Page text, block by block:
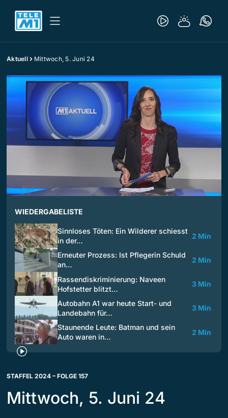
Aktuell Mittwoch, 5. Juni 24
WIEDERGABELISTE
Sinnloses Töten: Ein Wilderer schiesst
in der…
2 Min
Erneuter Prozess: Ist Pflegerin Schuld
an…
2 Min
Rassendiskriminierung: Naveen
Hofstetter blitzt…
3 Min
Autobahn A1 war heute Start- und
Landebahn für…
3 Min
Staunende Leute: Batman und sein
Auto waren in…
2 Min
STAFFEL 2024 – FOLGE 157
Mittwoch, 5. Juni 24